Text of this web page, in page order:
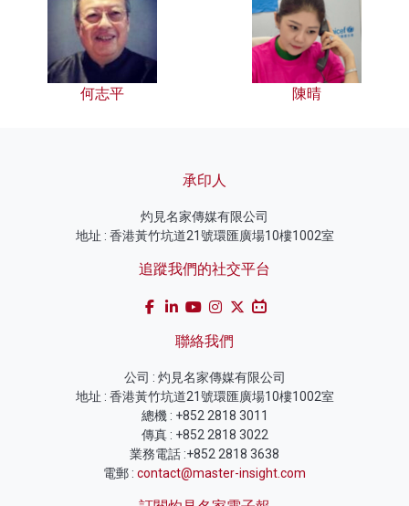
何志平 陳晴
承印人
灼見名家傳媒有限公司
地址 : 香港黃竹坑道21號環匯廣場10樓1002室
追蹤我們的社交平台
聯絡我們
公司 : 灼見名家傳媒有限公司
地址 : 香港黃竹坑道21號環匯廣場10樓1002室
總機 : +852 2818 3011
傳真 : +852 2818 3022
業務電話 :+852 2818 3638
電郵 : contact@master-insight.com